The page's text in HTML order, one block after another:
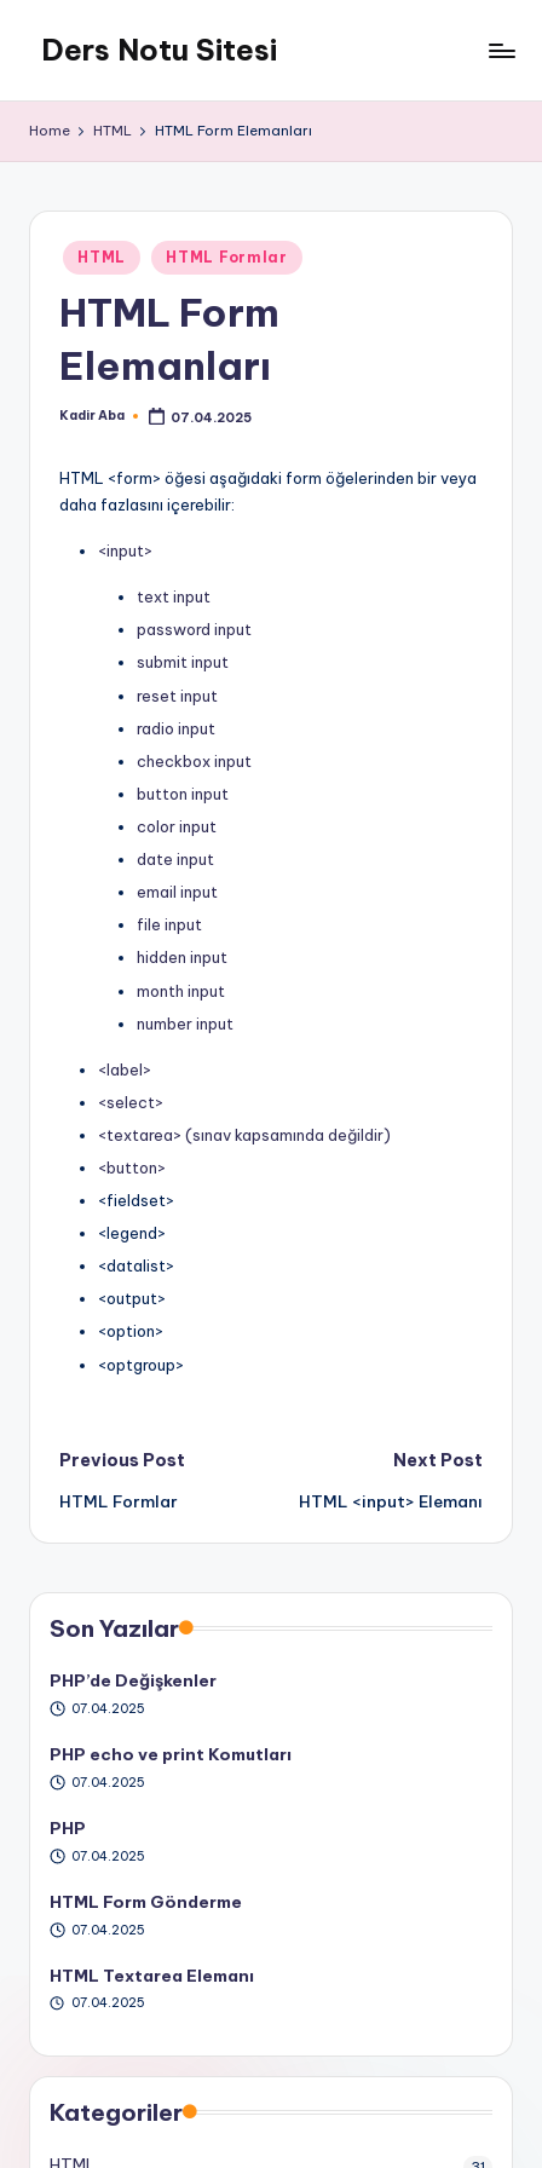
content
Ders Notu Sitesi
Home HTML HTML Form Elemanları
Posted
in
HTML HTML Formlar
HTML Form
Elemanları
Posted
Kadir Aba 07.04.2025
HTML <form> öğesi aşağıdaki form öğelerinden bir veya
daha fazlasını içerebilir:
<input>
text input
password input
submit input
reset input
radio input
checkbox input
button input
color input
date input
email input
file input
hidden input
month input
number input
<label>
<select>
<textarea> (sınav kapsamında değildir)
<button>
<fieldset>
<legend>
<datalist>
<output>
<option>
<optgroup>
Post
navigation
Previous Post
HTML Formlar
Next Post
HTML <input> Elemanı
Son Yazılar
PHP’de Değişkenler
07.04.2025
PHP echo ve print Komutları
07.04.2025
PHP
07.04.2025
HTML Form Gönderme
07.04.2025
HTML Textarea Elemanı
07.04.2025
Kategoriler